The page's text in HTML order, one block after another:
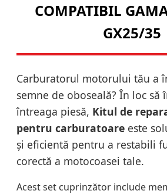
COMPATIBIL
GX25/35
Carburatorul motorului tău a
semne de oboseală? În loc să
întreaga piesă, Kitul de
pentru carburatoare este
și eficientă pentru a restabili
corectă a motocoasei tale.
Acest set cuprinzător include